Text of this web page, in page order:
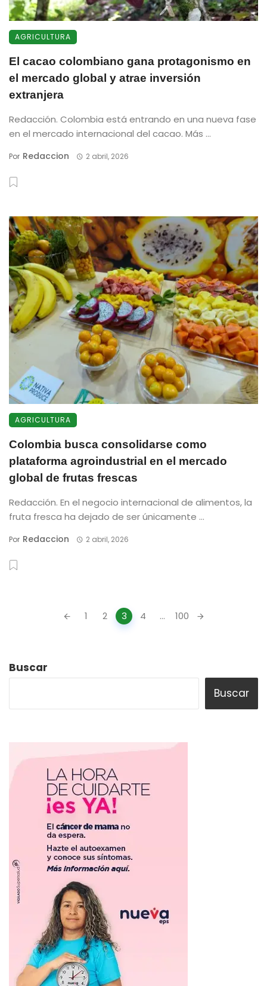
AGRICULTURA
El cacao colombiano gana protagonismo en
el mercado global y atrae inversión
extranjera
Redacción. Colombia está entrando en una nueva fase
en el mercado internacional del cacao. Más ...
Por Redaccion 2 abril, 2026
AGRICULTURA
Colombia busca consolidarse como
plataforma agroindustrial en el mercado
global de frutas frescas
Redacción. En el negocio internacional de alimentos, la
fruta fresca ha dejado de ser únicamente ...
Por Redaccion 2 abril, 2026
1 2 3 4 ... 100
Buscar
Buscar